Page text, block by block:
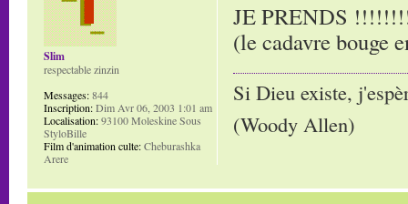
JE PRENDS
(le cadavre bouge
Si Dieu existe,
(Woody Allen)
Slim
respectable zinzin
Messages:844
Inscription:Dim Avr 06, 2003 1:01 am
Localisation:93100 Moleskine Sous
StyloBille
Film d'animation culte:Cheburashka
Arere